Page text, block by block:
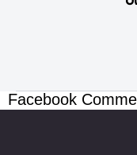
Facebook